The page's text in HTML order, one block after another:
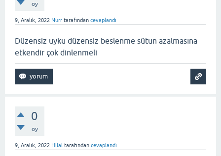
oy
9, Aralık, 2022 Nurr tarafından cevaplandı
Düzensiz uyku düzensiz beslenme sütun azalmasına
etkendir çok dinlenmeli
0
oy
9, Aralık, 2022 Hilal tarafından cevaplandı